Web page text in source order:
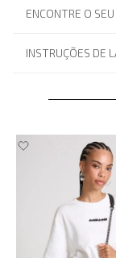
ENCONTRE O
INSTRUÇÕES DE